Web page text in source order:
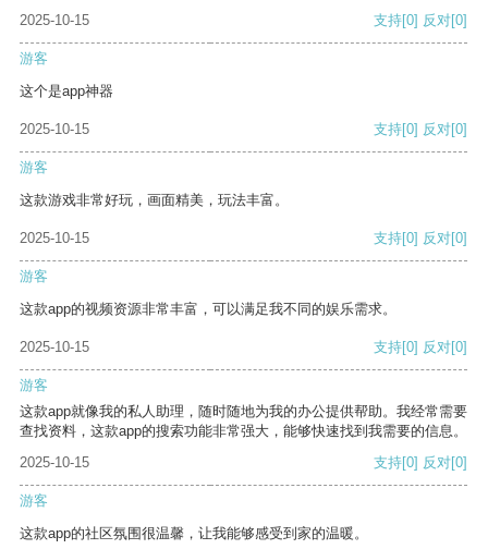
2025-10-15 支持[0] 反对[0]
游客
这个是app神器
2025-10-15 支持[0] 反对[0]
游客
这款游戏非常好玩，画面精美，玩法丰富。
2025-10-15 支持[0] 反对[0]
游客
这款app的视频资源非常丰富，可以满足我不同的娱乐需求。
2025-10-15 支持[0] 反对[0]
游客
这款app就像我的私人助理，随时随地为我的办公提供帮助。我经常需要
查找资料，这款app的搜索功能非常强大，能够快速找到我需要的信息。
2025-10-15
支持[0] 反对[0]
游客
这款app的社区氛围很温馨，让我能够感受到家的温暖。